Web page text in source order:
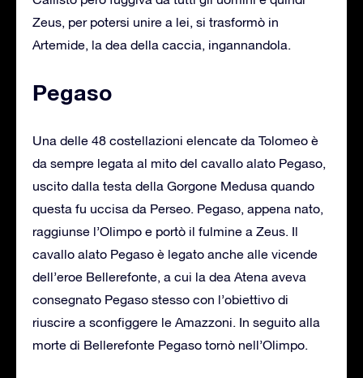
Zeus, per potersi unire a lei, si trasformò in
Artemide, la dea della caccia, ingannandola.
Pegaso
Una delle 48 costellazioni elencate da Tolomeo è
da sempre legata al mito del cavallo alato Pegaso,
uscito dalla testa della Gorgone Medusa quando
questa fu uccisa da Perseo. Pegaso, appena nato,
raggiunse l’Olimpo e portò il fulmine a Zeus. Il
cavallo alato Pegaso è legato anche alle vicende
dell’eroe Bellerefonte, a cui la dea Atena aveva
consegnato Pegaso stesso con l’obiettivo di
riuscire a sconfiggere le Amazzoni. In seguito alla
morte di Bellerefonte Pegaso tornò nell’Olimpo.